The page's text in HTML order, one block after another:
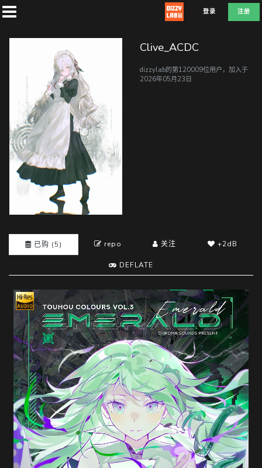
登录 注册
社
团
换
随
便
听
听
Clive_ACDC
dizzylab的第120009位用户，加入于
2026年05月23日
已购 (5) repo 关注 +2dB
DEFLATE